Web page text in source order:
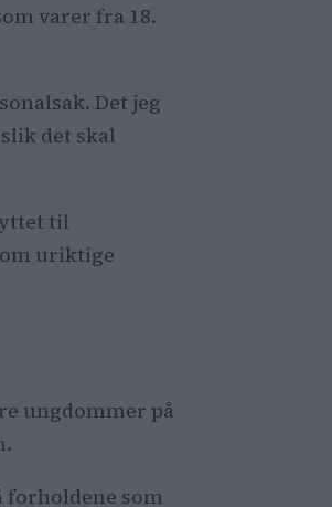
varer fra 18.
Det jeg
det skal
til
uriktige
ungdommer på
forholdene som